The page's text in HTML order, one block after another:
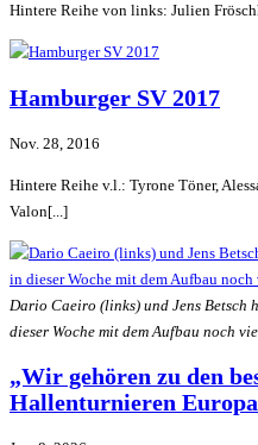
Hintere Reihe von links: Julien
Hamburger SV 2017
Nov. 28, 2016
Hintere Reihe v.l.: Tyrone Töner,
Valon[...]
Dario Caeiro (links) und Jens Betsch
dieser Woche mit dem Aufbau noch
„Wir gehören zu den
Hallenturnieren